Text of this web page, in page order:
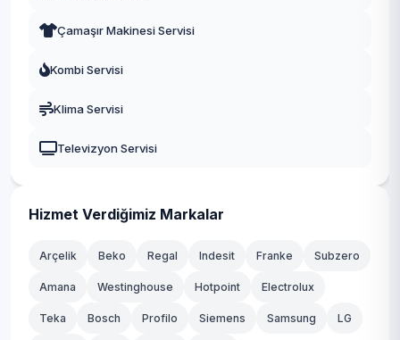
Kağıthane
Kartal
Küçükçekmece
Çamaşır Makinesi Servisi
Kombi Servisi
Klima Servisi
Televizyon Servisi
Hizmet Verdiğimiz Markalar
Arçelik Beko Regal Indesit Franke Subzero
Amana Westinghouse Hotpoint Electrolux
Teka Bosch Profilo Siemens Samsung LG